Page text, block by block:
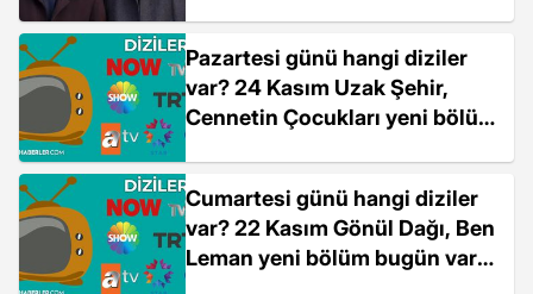
Pazartesi günü hangi diziler
var? 24 Kasım Uzak Şehir,
Cennetin Çocukları yeni bölüm
Cumartesi günü hangi diziler
var? 22 Kasım Gönül Dağı, Ben
Leman yeni bölüm bugün var